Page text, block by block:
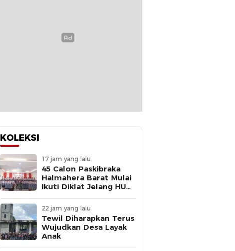
KOLEKSI
17 jam yang lalu
45 Calon Paskibraka
Halmahera Barat Mulai
Ikuti Diklat Jelang HUT
22 jam yang lalu
Tewil Diharapkan Terus
Wujudkan Desa Layak
Anak